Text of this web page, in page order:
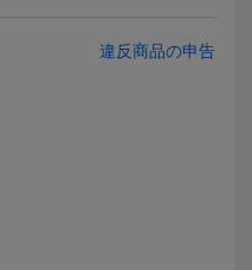
違反商品の申告